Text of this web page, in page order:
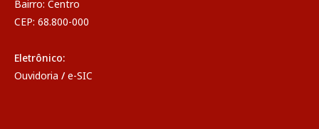
Bairro: Centro
CEP: 68.800-000
Eletrônico:
Ouvidoria / e-SIC